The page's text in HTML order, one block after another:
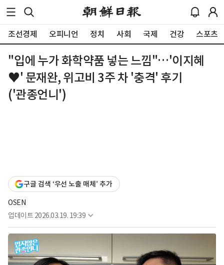
조선경제 오피니언 정치 사회 국제 건강 스포츠
"입에 누가 화학약품 넣는 느낌"…'이지혜
♥' 문재완, 위고비 3주 차 '충격' 후기
('관종언니')
구글 검색 ‘우선 노출 매체’ 추가
OSEN
업데이트 2026.03.19. 19:39